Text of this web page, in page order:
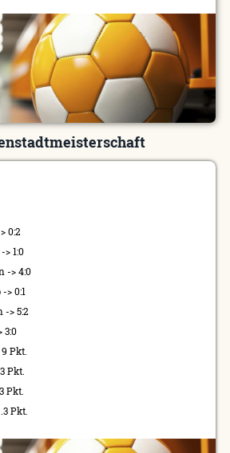
0:2
1:0
-> 4:0
> 0:1
-> 5:2
3:0
Pkt.
Pkt.
Pkt.
Pkt.